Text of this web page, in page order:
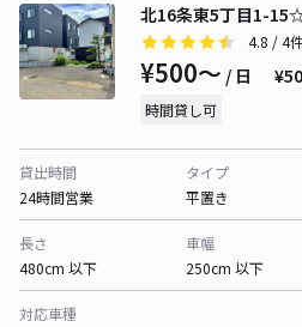
北16条東5丁目1-
4.8 / 4
¥500〜 / 日
時間貸し可
貸出時間
24時間営業
タイプ
平置き
長さ
480cm 以下
車幅
250cm 以下
対応車種